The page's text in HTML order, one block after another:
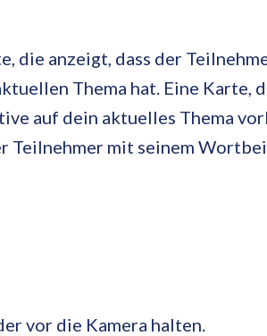
die anzeigt, dass der
Thema hat. Eine Karte,
auf dein aktuelles Thema
Teilnehmer mit seinem
vor die Kamera halten.